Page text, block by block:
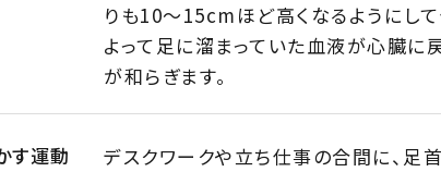
りも10〜15cmほど高くなるようにして
よって足に溜まっていた血液が心臓に
が和らぎます。
す運動
デスクワークや立ち仕事の合間に、足首